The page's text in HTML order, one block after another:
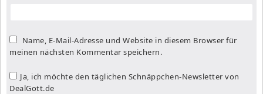
Name, E-Mail-Adresse und Website in diesem Browser für
meinen nächsten Kommentar speichern.
Ja, ich möchte den täglichen Schnäppchen-Newsletter von
DealGott.de